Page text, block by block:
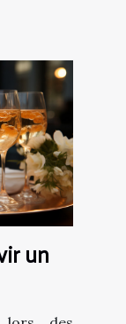
un